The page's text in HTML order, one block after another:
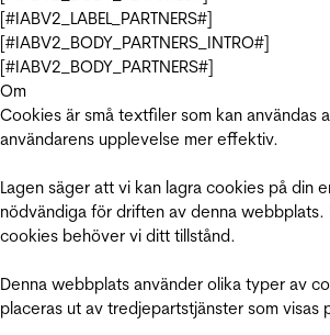
[#IABV2_LABEL_PARTNERS#]
[#IABV2_BODY_PARTNERS_INTRO#]
[#IABV2_BODY_PARTNERS#]
Om
Cookies är små textfiler som kan användas
användarens upplevelse mer effektiv.
Lagen säger att vi kan lagra cookies på din
nödvändiga för driften av denna webbplats.
cookies behöver vi ditt tillstånd.
Denna webbplats använder olika typer av
placeras ut av tredjepartstjänster som visas